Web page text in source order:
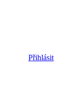
Přihlásit